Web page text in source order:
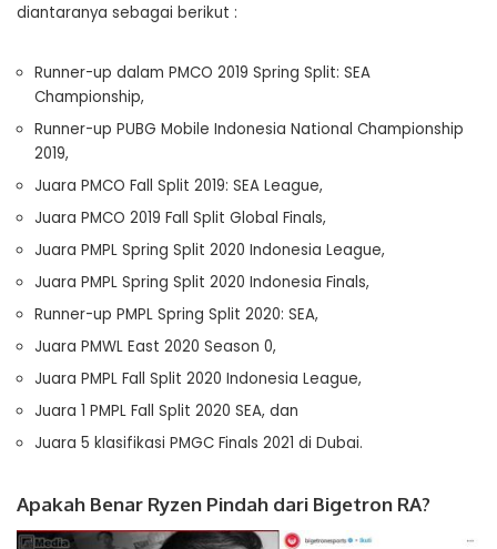
diantaranya sebagai berikut :
Runner-up dalam PMCO 2019 Spring Split: SEA
Championship,
Runner-up PUBG Mobile Indonesia National Championship
2019,
Juara PMCO Fall Split 2019: SEA League,
Juara PMCO 2019 Fall Split Global Finals,
Juara PMPL Spring Split 2020 Indonesia League,
Juara PMPL Spring Split 2020 Indonesia Finals,
Runner-up PMPL Spring Split 2020: SEA,
Juara PMWL East 2020 Season 0,
Juara PMPL Fall Split 2020 Indonesia League,
Juara 1 PMPL Fall Split 2020 SEA, dan
Juara 5 klasifikasi PMGC Finals 2021 di Dubai.
Apakah Benar Ryzen Pindah dari Bigetron RA?